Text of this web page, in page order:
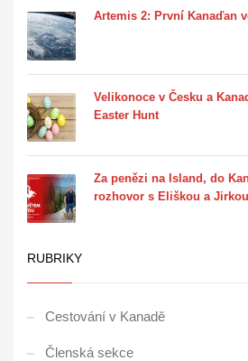
Artemis 2: První Kanaďan
Velikonoce v Česku a
Easter Hunt
Za penězi na Island, do
rozhovor s Eliškou a Jirkou
RUBRIKY
Cestování v Kanadě
Členská sekce